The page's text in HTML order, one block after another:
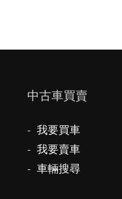
​中古車買賣
- 我要買車
- 我要賣車
- 車輛搜尋